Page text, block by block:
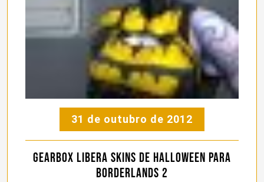
31 de outubro de 2012
Gearbox Libera Skins de Halloween para
Borderlands 2